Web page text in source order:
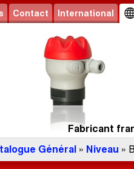
Contact International
Fabricant
Général » Niveau »